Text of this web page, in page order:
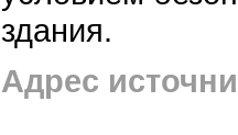
здания.
Адрес